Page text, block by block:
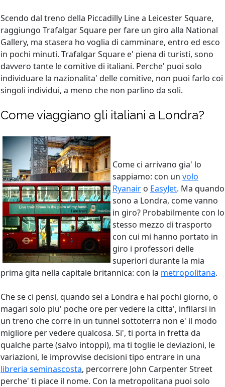
Scendo dal treno della Piccadilly Line a Leicester Square,
raggiungo Trafalgar Square per fare un giro alla National
Gallery, ma stasera ho voglia di camminare, entro ed esco
in pochi minuti. Trafalgar Square e' piena di turisti, sono
davvero tante le comitive di italiani. Perche' puoi solo
individuare la nazionalita' delle comitive, non puoi farlo coi
singoli individui, a meno che non parlino da soli.
Come viaggiano gli italiani a Londra?
Come ci arrivano gia' lo
sappiamo: con un volo
Ryanair o EasyJet. Ma quando
sono a Londra, come vanno
in giro? Probabilmente con lo
stesso mezzo di trasporto
con cui mi hanno portato in
giro i professori delle
superiori durante la mia
prima gita nella capitale britannica: con la metropolitana.
Che se ci pensi, quando sei a Londra e hai pochi giorno, o
magari solo piu' poche ore per vedere la citta', infilarsi in
un treno che corre in un tunnel sottoterra non e' il modo
migliore per vedere qualcosa. Si', ti porta in fretta da
qualche parte (salvo intoppi), ma ti toglie le deviazioni, le
variazioni, le improvvise decisioni tipo entrare in una
libreria seminascosta, percorrere John Carpenter Street
perche' ti piace il nome. Con la metropolitana puoi solo